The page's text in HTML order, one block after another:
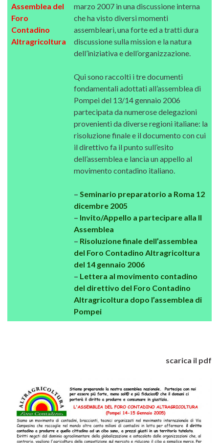
Assemblea del
Foro
Contadino
Altragricoltura
marzo 2007 in una discussione interna
che ha visto diversi momenti
assembleari, una forte ed a tratti dura
discussione sulla mission e la natura
dell’iniziativa e dell’organizzazione.
Qui sono raccolti i tre documenti
fondamentali adottati all’assemblea di
Pompei del 13/14 gennaio 2006
partecipata da numerose delegazioni
provenienti da diverse regioni italiane: la
risoluzione finale e il documento con cui
il direttivo fa il punto sull’esito
dell’assemblea e lancia un appello al
movimento contadino italiano.
– Seminario preparatorio a Roma 12
dicembre 2005
– Invito/Appello a partecipare alla II
Assemblea
– Risoluzione finale dell’assemblea
del Foro Contadino Altragricoltura
del 14 gennaio 2006
– Lettera al movimento contadino
del direttivo del Foro Contadino
Altragricoltura dopo l’assemblea di
Pompei
scarica il pdf